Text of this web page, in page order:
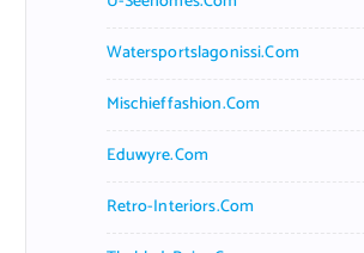
Watersportslagonissi.com
Mischieffashion.com
Eduwyre.com
Retro-Interiors.com